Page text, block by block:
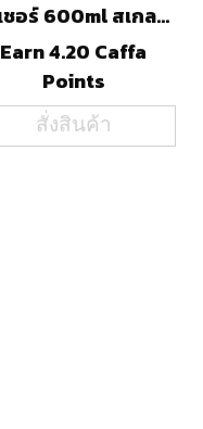
พิชเชอร์ 600ml สเกลนอก
Earn 4.20 Caffa
Points
สั่งสินค้า